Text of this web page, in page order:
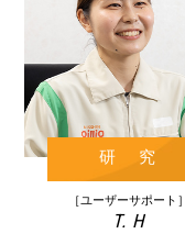
研 究
［ユーザーサポート］
T. H